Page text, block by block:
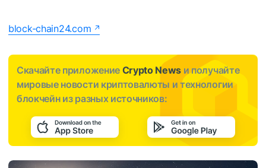
block-chain24.com
Скачайте приложение Crypto News и получайте
мировые новости криптовалюты и технологии
блокчейн из разных источников: